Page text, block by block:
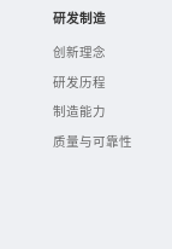
研发制造
创新理念
研发历程
制造能力
质量与可靠性